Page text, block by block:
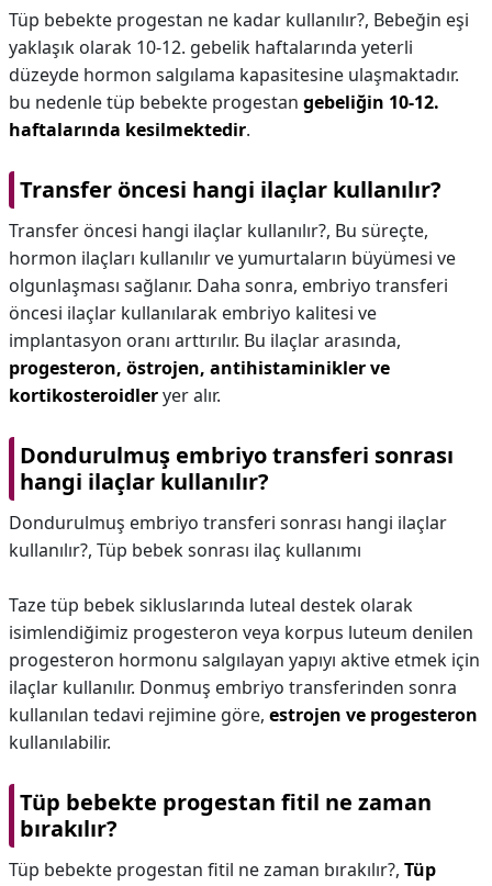
Tüp bebekte progestan ne kadar kullanılır?, Bebeğin eşi
yaklaşık olarak 10-12. gebelik haftalarında yeterli
düzeyde hormon salgılama kapasitesine ulaşmaktadır.
bu nedenle tüp bebekte progestan gebeliğin 10-12.
haftalarında kesilmektedir.
Transfer öncesi hangi ilaçlar kullanılır?
Transfer öncesi hangi ilaçlar kullanılır?, Bu süreçte,
hormon ilaçları kullanılır ve yumurtaların büyümesi ve
olgunlaşması sağlanır. Daha sonra, embriyo transferi
öncesi ilaçlar kullanılarak embriyo kalitesi ve
implantasyon oranı arttırılır. Bu ilaçlar arasında,
progesteron, östrojen, antihistaminikler ve
kortikosteroidleryer alır.
Dondurulmuş embriyo transferi sonrası
hangi ilaçlar kullanılır?
Dondurulmuş embriyo transferi sonrası hangi ilaçlar
kullanılır?, Tüp bebek sonrası ilaç kullanımı
Taze tüp bebek sikluslarında luteal destek olarak
isimlendiğimiz progesteron veya korpus luteum denilen
progesteron hormonu salgılayan yapıyı aktive etmek için
ilaçlar kullanılır. Donmuş embriyo transferinden sonra
kullanılan tedavi rejimine göre, estrojen ve progesteron
kullanılabilir.
Tüp bebekte progestan fitil ne zaman
bırakılır?
Tüp bebekte progestan fitil ne zaman bırakılır?, Tüp